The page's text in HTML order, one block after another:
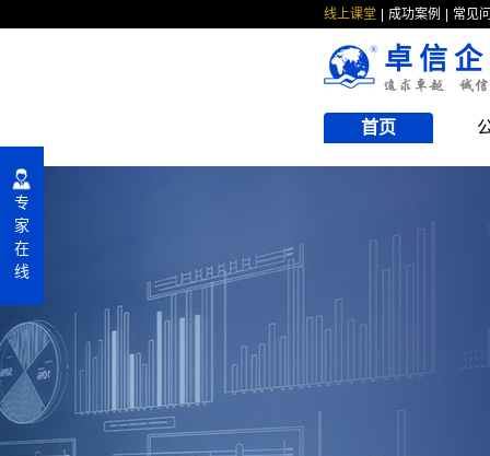
线上课堂 成功案例 常见
卓信
首页
专
家
在
线